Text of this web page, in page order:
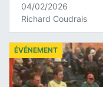
04/02/2026
Richard Coudrais
ÉVÉNEMENT